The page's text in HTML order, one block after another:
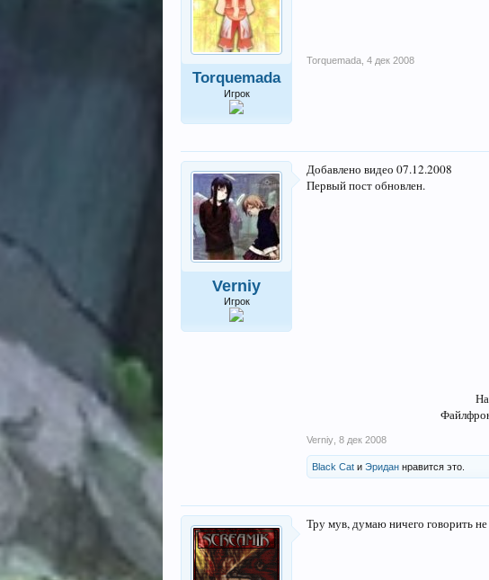
Torquemada
Игрок
Torquemada 4 дек 2008
Verniy
Игрок
Добавлено видео 07.12.2008
Первый пост обновлен.
Verniy 8 дек 2008
Black Cat и Эридан нравится это.
Тру мув, думаю ничего говорить